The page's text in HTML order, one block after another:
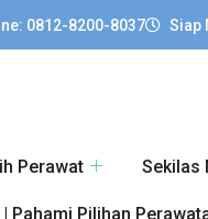
0812-8200-8037 Siap
Perawat Sekilas
Pahami Pilihan